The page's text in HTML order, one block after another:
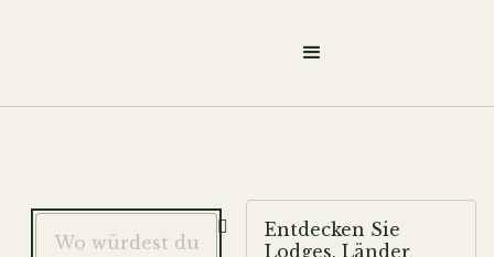

Entdecken Sie
Lodges, Länder